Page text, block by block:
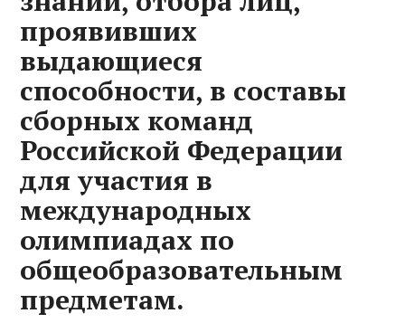
проявивших
выдающиеся
способности, в составы
сборных команд
Российской Федерации
для участия в
международных
олимпиадах по
общеобразовательным
предметам.